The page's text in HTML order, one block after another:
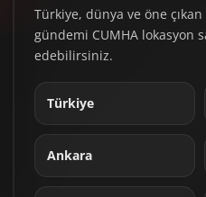
Türkiye, dünya ve öne
gündemi CUMHA lokasyon
edebilirsiniz.
Türkiye
Ankara